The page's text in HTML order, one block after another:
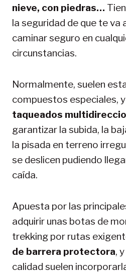
nieve, con piedras…
la seguridad de que te va
caminar seguro en
circunstancias.
Normalmente, suelen
compuestos especiales,
taqueados
garantizar la subida, la
la pisada en terreno
se deslicen pudiendo
caída.
Apuesta por las
adquirir unas botas de
trekking por rutas
de barrera protectora,
calidad suelen